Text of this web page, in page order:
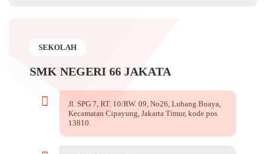
SEKOLAH
SMK NEGERI 66 JAKATA
Jl. SPG 7, RT. 10/RW. 09, No26, Lubang Buaya,
Kecamatan Cipayung, Jakarta Timur, kode pos
13810.